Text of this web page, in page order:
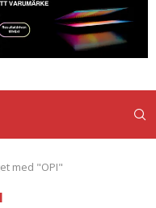
med "OPI"